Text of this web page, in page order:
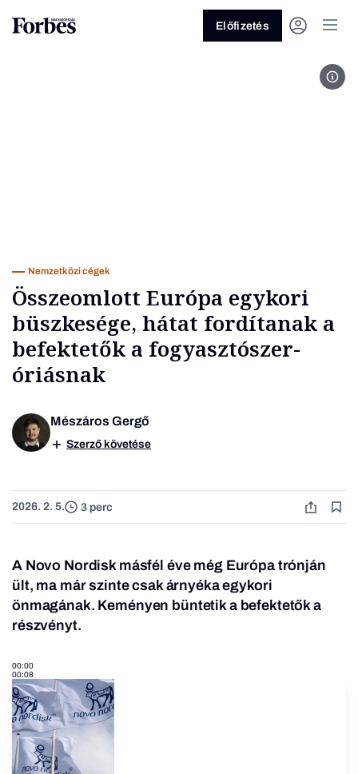
Üzlet
Előfizetés
Nemzetközi cégek
Összeomlott Európa egykori
büszkesége, hátat fordítanak a
befektetők a fogyasztószer-
óriásnak
Mészáros Gergő
Szerző követése
2026. 2. 5. 3 perc
A Novo Nordisk másfél éve még Európa trónján
ült, ma már szinte csak árnyéka egykori
önmagának. Keményen büntetik a befektetők a
részvényt.
00:00
00:08